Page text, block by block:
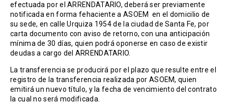
efectuada por el ARRENDATARIO, deberá ser previamente
notificada en forma fehaciente a ASOEM en el domicilio de
su sede, en calle Urquiza 1954 de la ciudad de Santa Fe, por
carta documento con aviso de retorno, con una anticipación
mínima de 30 días, quien podrá oponerse en caso de existir
deudas a cargo del ARRENDATARIO.
La transferencia se producirá por el plazo que resulte entre el
registro de la transferencia realizada por ASOEM, quien
emitirá un nuevo título, y la fecha de vencimiento del contrato
la cual no será modificada.